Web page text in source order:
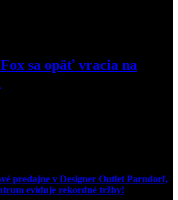
sa opäť vracia na
predajne v Designer Outlet Parndorf,
eviduje rekordné tržby!